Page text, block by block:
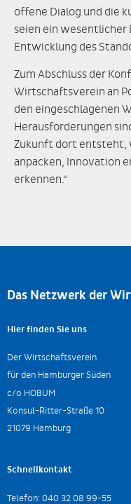
offene Dialog und die
seien ein
Entwicklung des
Zum Abschluss der
Wirtschaftsverein an
den eingeschlagenen
Herausforderungen
Zukunft dort entsteht,
anpacken, Innovation
erkennen.“
Das Netzwerk der
Hier finden Sie uns
Der Wirtschaftsverein
für den Hamburger Süden
c/o HOBUM
Konsul-Ritter-Straße 10
21079 Hamburg
Schnellkontakt
Telefon: 040 32 08 99-55